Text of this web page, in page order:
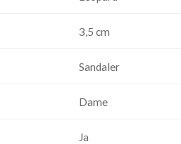
3,5 cm
Sandaler
Dame
Ja